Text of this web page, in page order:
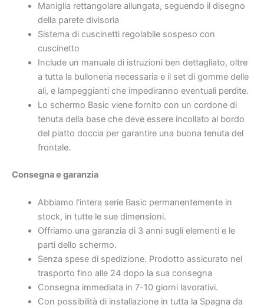
Maniglia rettangolare allungata, seguendo il disegno
della parete divisoria
Sistema di cuscinetti regolabile sospeso con
cuscinetto
Include un manuale di istruzioni ben dettagliato, oltre
a tutta la bulloneria necessaria e il set di gomme delle
ali, e lampeggianti che impediranno eventuali perdite.
Lo schermo Basic viene fornito con un cordone di
tenuta della base che deve essere incollato al bordo
del piatto doccia per garantire una buona tenuta del
frontale.
Consegna e garanzia
Abbiamo l’intera serie Basic permanentemente in
stock, in tutte le sue dimensioni.
Offriamo una garanzia di 3 anni sugli elementi e le
parti dello schermo.
Senza spese di spedizione. Prodotto assicurato nel
trasporto fino alle 24 dopo la sua consegna
Consegna immediata in 7-10 giorni lavorativi.
Con possibilità di installazione in tutta la Spagna da